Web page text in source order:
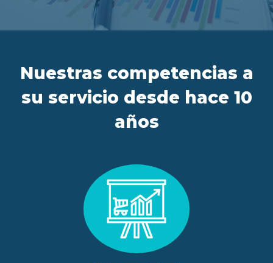
Nuestras competencias a
su servicio desde hace 10
años